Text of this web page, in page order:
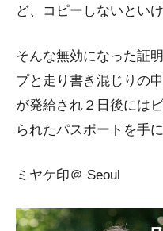
ど、コピーしないとい
そんな無効になった証
プと走り書き混じりの
が発給され２日後には
られたパスポートを手
ミヤケ印＠ Seoul